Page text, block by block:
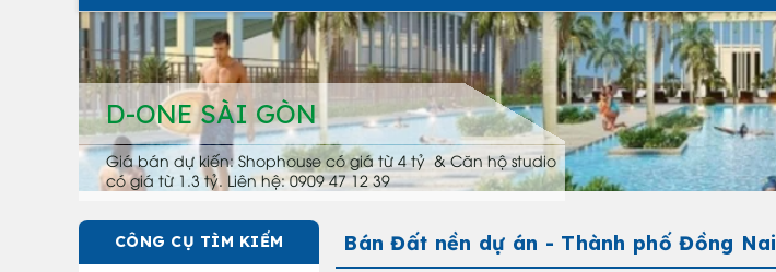
D-ONE SÀI GÒN
Giá bán dự kiến: Shophouse có giá từ 4 tỷ & Căn hộ studio
có giá từ 1.3 tỷ. Liên hệ: 0909 47 12 39
CÔNG CỤ TÌM KIẾM Bán Đất nền dự án - Thành phố Đồng Nai